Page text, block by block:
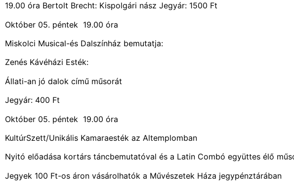
19.00 óra Bertolt Brecht: Kispolgári nász Jegyár: 1500 Ft
Október 05. péntek 19.00 óra
Miskolci Musical-és Dalszínház bemutatja:
Zenés Kávéházi Esték:
Állati-an jó dalok című műsorát
Jegyár: 400 Ft
Október 05. péntek 19.00 óra
KultúrSzett/Unikális Kamaraesték az Altemplomban
Nyitó előadása kortárs táncbemutatóval és a Latin Combó együttes élő
Jegyek 100 Ft-os áron vásárolhatók a Művészetek Háza jegypénztárában